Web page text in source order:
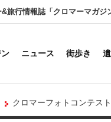
行情報誌「クロマーマガジ
ニュース 街歩き
クロマーフォトコンテス